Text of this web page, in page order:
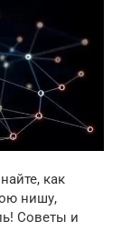
как
нишу,
Советы и